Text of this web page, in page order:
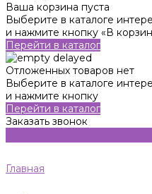
Ваша корзина пуста
Выберите в каталоге
и нажмите кнопку «В
Перейти в каталог
Отложенных товаров нет
Выберите в каталоге
и нажмите кнопку
Перейти в каталог
Заказать звонок
Главная